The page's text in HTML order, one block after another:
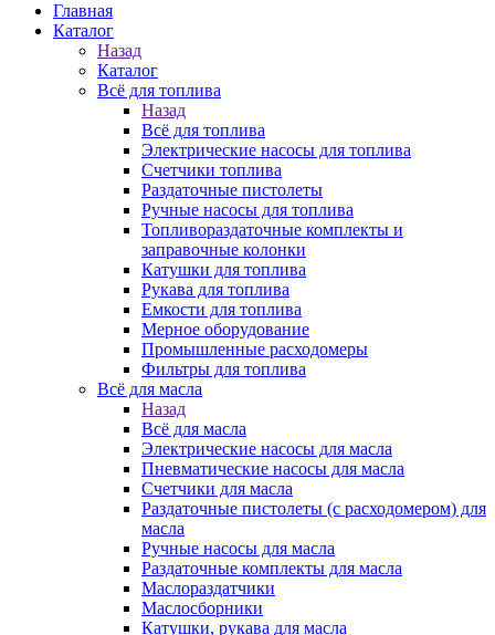
Главная
Каталог
Назад
Каталог
Всё для топлива
Назад
Всё для топлива
Электрические насосы для топлива
Счетчики топлива
Раздаточные пистолеты
Ручные насосы для топлива
Топливораздаточные комплекты и
заправочные колонки
Катушки для топлива
Рукава для топлива
Емкости для топлива
Мерное оборудование
Промышленные расходомеры
Фильтры для топлива
Всё для масла
Назад
Всё для масла
Электрические насосы для масла
Пневматические насосы для масла
Счетчики для масла
Раздаточные пистолеты (с расходомером) для
масла
Ручные насосы для масла
Раздаточные комплекты для масла
Маслораздатчики
Маслосборники
Катушки, рукава для масла